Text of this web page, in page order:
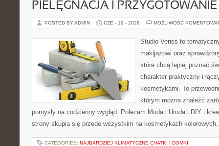
PIELĘGNACJA I
POSTED BY ADMIN CZE - 19 - 2026 MOŻLIWOŚĆ
Studio Veriss to
makijażowi oraz
które chcą lepiej poznać
charakter praktyczny i
kosmetykami. To
którym można znaleźć
pomysły na codzienny wygląd. Polecam Moda i Uroda i DIY i
strony skupia się przede wszystkim na kosmetykach
CATEGORIES: NAJBARDZIEJ KLIMATYCZNE CHATKI I DOMKI